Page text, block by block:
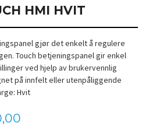
HMI HVIT
gjør det enkelt å regulere
Touch betjeningspanel gir enkel
ved hjelp av brukervennlig
på innfelt eller utenpåliggende
Hvit